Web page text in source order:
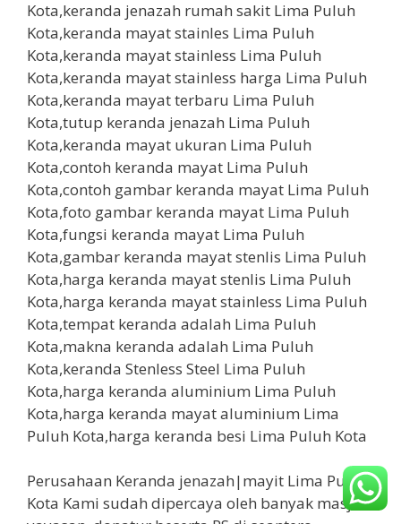
Perusahaan Keranda jenazah|mayit Lima Puluh
Kota Kami sudah dipercaya oleh banyak masjid,